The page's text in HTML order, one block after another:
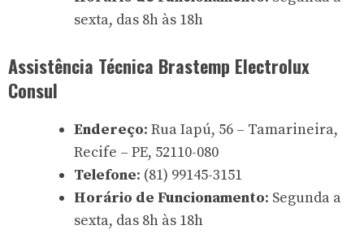
sexta, das 8h às 18h
Assistência Técnica Brastemp Electrolux
Consul
Endereço: Rua Iapú, 56 – Tamarineira,
Recife – PE, 52110-080
Telefone: (81) 99145-3151
Horário de Funcionamento: Segunda a
sexta, das 8h às 18h